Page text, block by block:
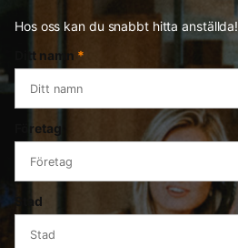
Hos oss kan du snabbt hitta anställda!
Ditt namn *
Företag
Stad